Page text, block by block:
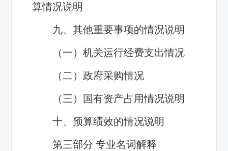
算情况说明
九、其他重要事项的情况说明
（一）机关运行经费支出情况
（二）政府采购情况
（三）国有资产占用情况说明
十、预算绩效的情况说明
第三部分 专业名词解释